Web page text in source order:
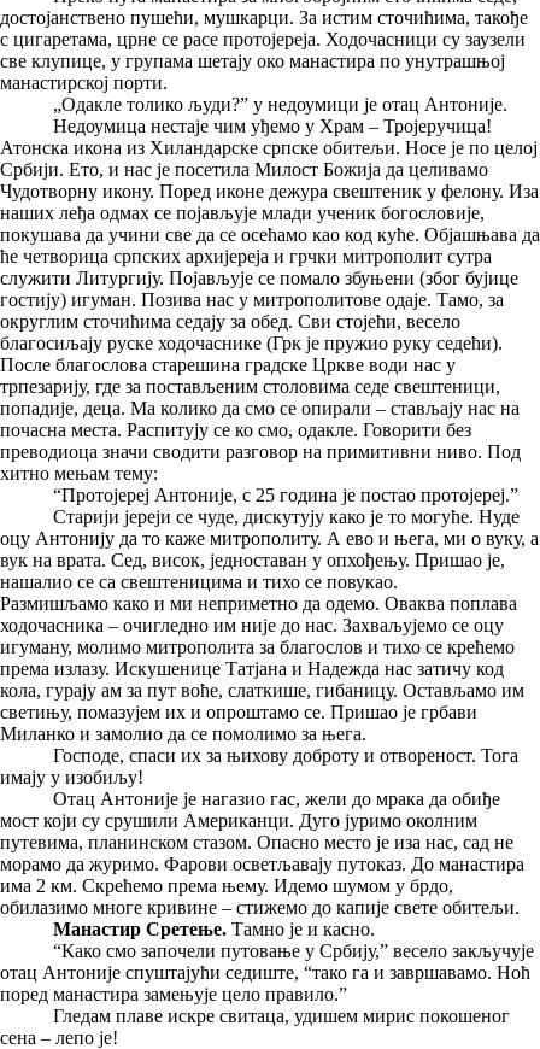
достојанствено пушећи, мушкарци. За истим сточићима, такође
с цигаретама, црне се расе протојереја. Ходочасници су заузели
све клупице, у групама шетају око манастира по унутрашњој
манастирској порти.
„Одакле толико људи?” у недоумици је отац Антоније.
Недоумица нестаје чим уђемо у Храм – Тројеручица!
Атонска икона из Хиландарске српске обитељи. Носе је по целој
Србији. Ето, и нас је посетила Милост Божија да целивамо
Чудотворну икону. Поред иконе дежура свештеник у фелону. Иза
наших леђа одмах се појављује млади ученик богословије,
покушава да учини све да се осећамо као код куће. Објашњава да
ће четворица српских архијереја и грчки митрополит сутра
служити Литургију. Појављује се помало збуњени (због бујице
гостију) игуман. Позива нас у митрополитове одаје. Тамо, за
округлим сточићима седају за обед. Сви стојећи, весело
благосиљају руске ходочаснике (Грк је пружио руку седећи).
После благослова старешина градске Цркве води нас у
трпезарију, где за постављеним столовима седе свештеници,
попадије, деца. Ма колико да смо се опирали – стављају нас на
почасна места. Распитују се ко смо, одакле. Говорити без
преводиоца значи сводити разговор на примитивни ниво. Под
хитно мењам тему:
“Протојереј Антоније, с 25 година је постао протојереј.”
Старији јереји се чуде, дискутују како је то могуће. Нуде
оцу Антонију да то каже митрополиту. А ево и њега, ми о вуку, а
вук на врата. Сед, висок, једноставан у опхођењу. Пришао је,
нашалио се са свештеницима и тихо се повукао.
Размишљамо како и ми неприметно да одемо. Оваква поплава
ходочасника – очигледно им није до нас. Захваљујемо се оцу
игуману, молимо митрополита за благослов и тихо се крећемо
према излазу. Искушенице Татјана и Надежда нас затичу код
кола, гурају ам за пут воће, слаткише, гибаницу. Остављамо им
светињу, помазујем их и опроштамо се. Пришао је грбави
Миланко и замолио да се помолимо за њега.
Господе, спаси их за њихову доброту и отвореност. Тога
имају у изобиљу!
Отац Антоније је нагазио гас, жели до мрака да обиђе
мост који су срушили Американци. Дуго јуримо околним
путевима, планинском стазом. Опасно место је иза нас, сад не
морамо да журимо. Фарови осветљавају путоказ. До манастира
има 2 км. Скрећемо према њему. Идемо шумом у брдо,
обилазимо многе кривине – стижемо до капије свете обитељи.
Манастир Сретење. Тамно је и касно.
“Како смо започели путовање у Србију,” весело закључује
отац Антоније спуштајући седиште, “тако га и завршавамо. Ноћ
поред манастира замењује цело правило.”
Гледам плаве искре свитаца, удишем мирис покошеног
сена – лепо је!